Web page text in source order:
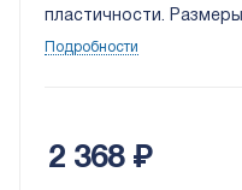
пластичности. Размеры
Подробности
2 368₽